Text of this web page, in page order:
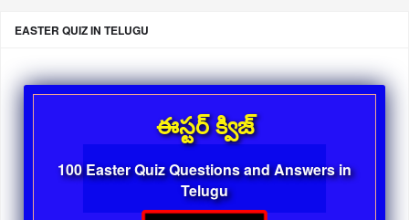
EASTER QUIZ IN TELUGU
ఈస్టర్ క్విజ్
100 Easter Quiz Questions and Answers in
Telugu